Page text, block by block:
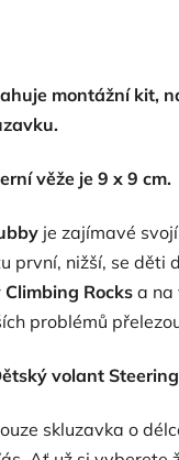
montážní kit,
věže je 9 x 9 cm.
je zajímavé
první, nižší, se děti
Rocks a na
problémů
volant
skluzavka o